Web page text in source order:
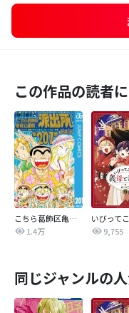
この作品の読者
こちら葛飾区亀有公園前派出所
1.4万
9,755
同じジャンルの